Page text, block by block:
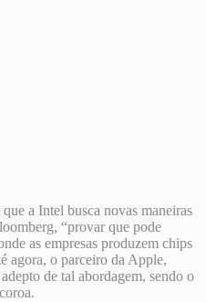
a Intel busca novas maneiras
“provar que pode
as empresas produzem chips
agora, o parceiro da Apple,
de tal abordagem, sendo o